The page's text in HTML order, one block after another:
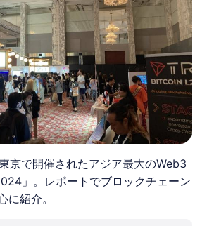
京で開催されたアジア最大のWeb3
」。レポートでブロックチェーン
に紹介。